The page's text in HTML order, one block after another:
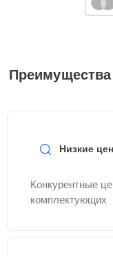
Преимущества
Низкие
Конкурентные
комплектующих